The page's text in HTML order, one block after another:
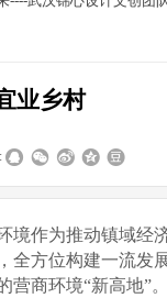
业乡村
作为推动镇域经
全方位构建一流发
商环境“新高地”。